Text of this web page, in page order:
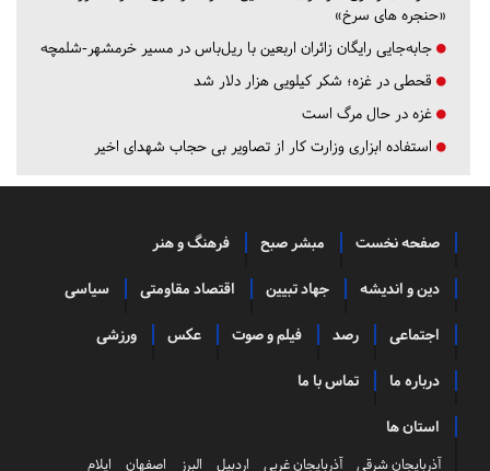
«حنجره های سرخ»
جابه‌جایی رایگان زائران اربعین با ریل‌باس در مسیر خرمشهر-شلمچه
قحطی در غزه؛ شکر کیلویی هزار دلار شد
غزه در حال مرگ است
استفاده ابزاری وزارت کار از تصاویر بی حجاب شهدای اخیر
صفحه نخست مبشر صبح فرهنگ و هنر
دین و اندیشه جهاد تبیین اقتصاد مقاومتی سیاسی
اجتماعی رصد فیلم و صوت عکس ورزشی
درباره ما تماس با ما
استان ها
آذربایجان شرقی آذربایجان غربی اردبیل البرز اصفهان ایلام